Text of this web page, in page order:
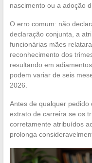
nascimento ou a adoção
O erro comum: não
declaração conjunta, a
funcionárias mães
reconhecimento dos
resultando em
podem variar de seis
2026.
Antes de qualquer
extrato de carreira se os
corretamente atribuídos
prolonga